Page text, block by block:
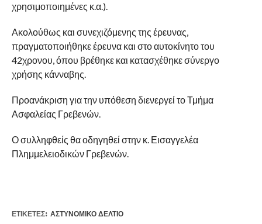
χρησιμοποιημένες κ.α.).
Ακολούθως και συνεχιζόμενης της έρευνας,
πραγματοποιήθηκε έρευνα και στο αυτοκίνητο του
42χρονου, όπου βρέθηκε και κατασχέθηκε σύνεργο
χρήσης κάνναβης.
Προανάκριση για την υπόθεση διενεργεί το Τμήμα
Ασφαλείας Γρεβενών.
Ο συλληφθείς θα οδηγηθεί στην κ. Εισαγγελέα
Πλημμελειοδικών Γρεβενών.
ΕΤΙΚΕΤΕΣ: ΑΣΤΥΝΟΜΙΚΌ ΔΕΛΤΊΟ